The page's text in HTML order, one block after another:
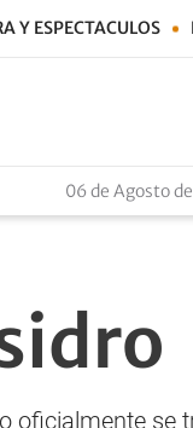
Y ESPECTACULOS
06 de Agosto
oficialmente se